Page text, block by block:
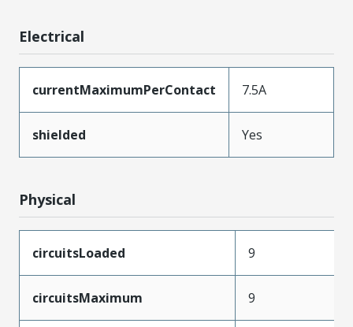
Electrical
currentMaximumPerContact 7.5A
shielded Yes
Physical
circuitsLoaded 9
circuitsMaximum 9